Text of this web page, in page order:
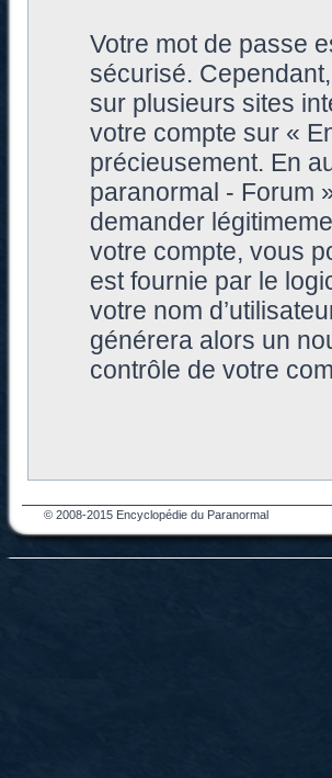
Votre mot de passe
sécurisé.
sur plusieurs sites
votre compte sur «
précieusement. En
paranormal - Forum
demander
votre compte, vous
est fournie par le
votre nom
générera alors un
contrôle de votre
© 2008-2015 Encyclopédie du Paranormal